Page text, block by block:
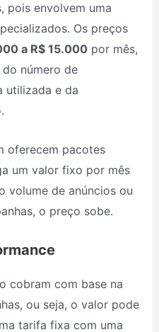
pois envolvem uma
Os preços
a R$ 15.000por mês,
número de
utilizada e da
oferecem pacotes
um valor fixo por mês
volume de anúncios ou
o preço sobe.
cobram com base na
ou seja, o valor pode
tarifa fixa com uma